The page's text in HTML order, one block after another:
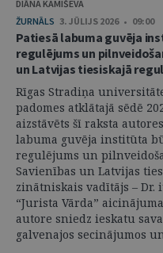
DIĀNA KAMIŠEVA
ŽURNĀLS 3. JŪLIJS 2026 • 09:00
Patiesā labuma guvēja
regulējums un
un Latvijas tiesiskajā
Rīgas Stradiņa
padomes atklātajā sēdē
aizstāvēts šī raksta
labuma guvēja institūta
regulējums un
Savienības un Latvijas
zinātniskais vadītājs – Dr.
“Jurista Vārda”
autore sniedz ieskatu
galvenajos secinājumos